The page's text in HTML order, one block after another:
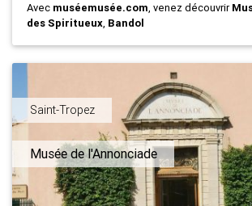
Avec muséemusée.com, venez découvrir
des Spiritueux, Bandol
Saint-Tropez
Musée de l'Annonciade